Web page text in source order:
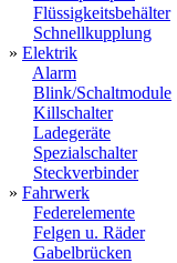
Flüssigkeitsbehälter
Schnellkupplung
» Elektrik
Alarm
Blink/Schaltmodule
Killschalter
Ladegeräte
Spezialschalter
Steckverbinder
» Fahrwerk
Federelemente
Felgen u. Räder
Gabelbrücken